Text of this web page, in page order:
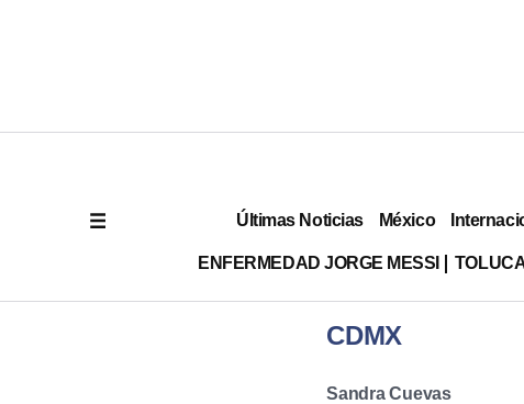
Últimas Noticias México
ENFERMEDAD JORGE MESSI
CDMX
Sandra Cuevas